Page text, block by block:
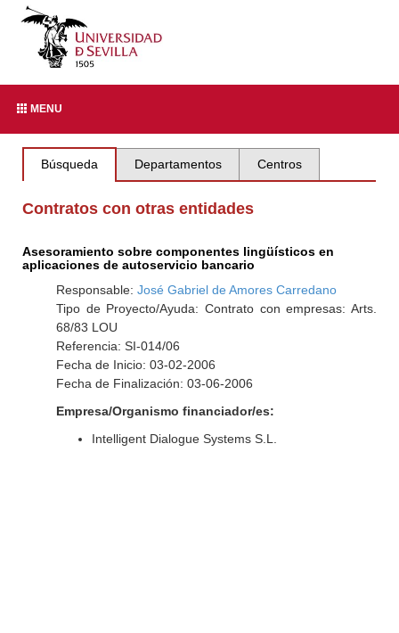
MENU
Búsqueda Departamentos Centros
Contratos con otras entidades
Asesoramiento sobre componentes lingüísticos en
aplicaciones de autoservicio bancario
Responsable: José Gabriel de Amores Carredano
Tipo de Proyecto/Ayuda: Contrato con empresas: Arts.
68/83 LOU
Referencia: SI-014/06
Fecha de Inicio: 03-02-2006
Fecha de Finalización: 03-06-2006
Empresa/Organismo financiador/es:
Intelligent Dialogue Systems S.L.